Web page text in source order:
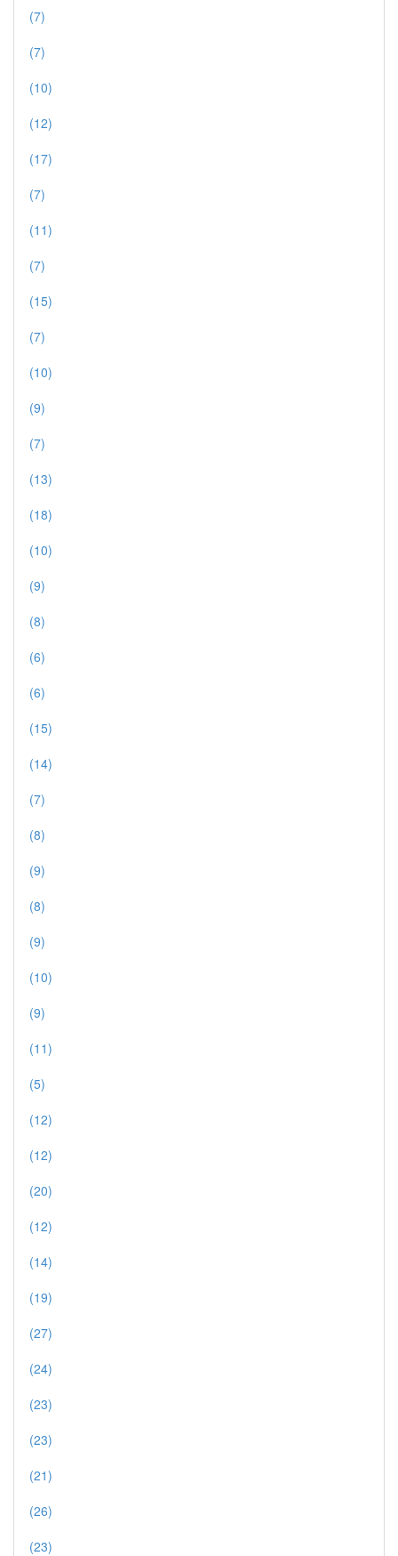
(7)
(7)
(10)
(12)
(17)
(7)
(11)
(7)
(15)
(7)
(10)
(9)
(7)
(13)
(18)
(10)
(9)
(8)
(6)
(6)
(15)
(14)
(7)
(8)
(9)
(8)
(9)
(10)
(9)
(11)
(5)
(12)
(12)
(20)
(12)
(14)
(19)
(27)
(24)
(23)
(23)
(21)
(26)
(23)